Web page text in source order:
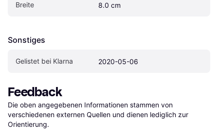
Breite 8.0 cm
Sonstiges
Gelistet bei Klarna 2020-05-06
Feedback
Die oben angegebenen Informationen stammen von
verschiedenen externen Quellen und dienen lediglich zur
Orientierung.